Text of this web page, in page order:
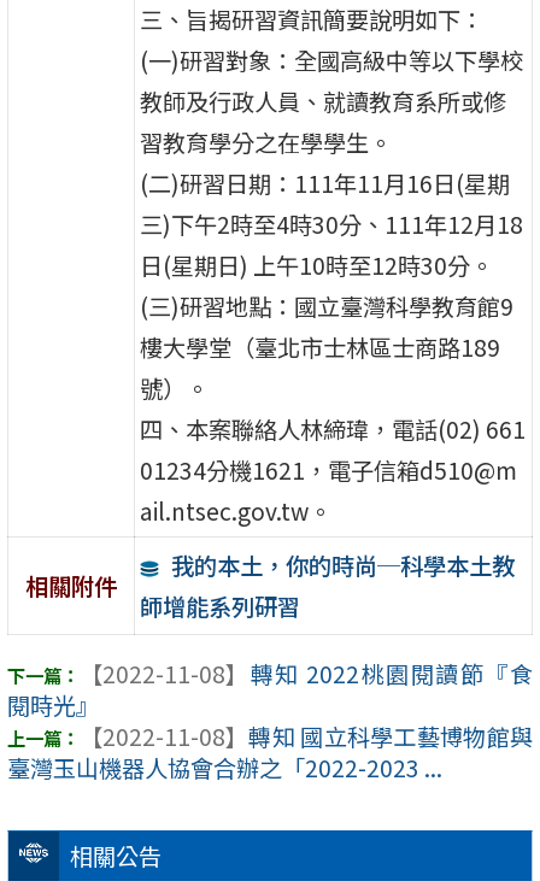
相關公告
三、旨揭研習資訊簡要說明如下：
(一)研習對象：全國高級中等以下學校
教師及行政人員、就讀教育系所或修
習教育學分之在學學生。
(二)研習日期：111年11月16日(星期
三)下午2時至4時30分、111年12月18
日(星期日) 上午10時至12時30分。
(三)研習地點：國立臺灣科學教育館9
樓大學堂（臺北市士林區士商路189
號）。
四、本案聯絡人林締瑋，電話(02) 661
01234分機1621，電子信箱d510@m
ail.ntsec.gov.tw。
相關附件
我的本土，你的時尚─科學本土教
師增能系列研習
【2022-11-08】 轉知 2022桃園閱讀節『食
閱時光』
【2022-11-08】 轉知 國立科學工藝博物館與
臺灣玉山機器人協會合辦之「2022-2023 ...